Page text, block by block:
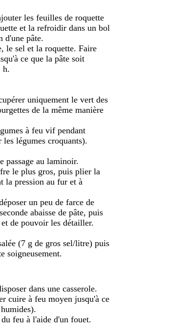
les feuilles de roquette
et la refroidir dans un bol
d'une pâte.
le sel et la roquette. Faire
ce que la pâte soit
h.
uniquement le vert des
de la même manière
à feu vif pendant
légumes croquants).
passage au laminoir.
le plus gros, puis plier la
la pression au fur et à
un peu de farce de
abaisse de pâte, puis
de pouvoir les détailler.
(7 g de gros sel/litre) puis
soigneusement.
dans une casserole.
cuire à feu moyen jusqu'à ce
feu à l'aide d'un fouet.